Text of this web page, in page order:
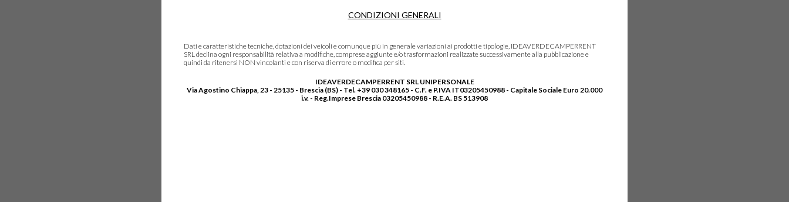
CONDIZIONI GENERALI
Dati e caratteristiche tecniche, dotazioni dei veicoli e comunque più in generale variazioni ai prodotti e tipologie, IDEAVERDECAMPERRENT
SRL declina ogni responsabilità relativa a modifiche, comprese aggiunte e/o trasformazioni realizzate successivamente alla pubblicazione e
quindi da ritenersi NON vincolanti e con riserva di errore o modifica per siti.
IDEAVERDECAMPERRENT SRL UNIPERSONALE
Via Agostino Chiappa, 23 - 25135 - Brescia (BS) - Tel. +39 030 348165 - C.F. e P.IVA IT03205450988 - Capitale Sociale Euro 20.000
i.v. - Reg.Imprese Brescia 03205450988 - R.E.A. BS 513908